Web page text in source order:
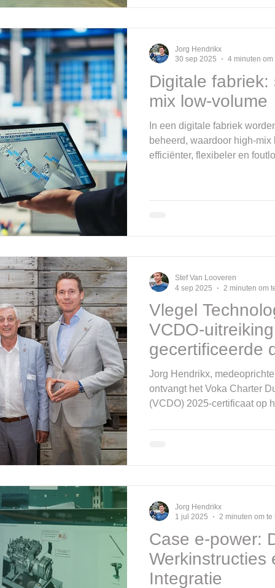
Digitale
mix low-volume
In een digitale fabriek
beheerd, waardoor high-
efficiënter, flexibeler en
Jorg Hendrikx
30 sep 2025
4 minuten om
Vlegel
VCDO-
gecertificeerde
eventpartner
Jorg Hendrikx,
ontvangt het Voka Charter
(VCDO) 2025-certificaat op
Stef Van Looveren
4 sep 2025
2 minuten om
Case e-power:
Werkinstructies
Integratie
Jorg Hendrikx
1 jul 2025
2 minuten om te